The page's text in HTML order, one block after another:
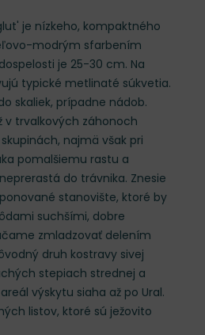
je nízkeho, kompaktného
modrým sfarbením
je 25-30 cm. Na
typické metlinaté súkvetia.
skaliek, prípadne nádob.
v trvalkových záhonoch
najmä však pri
pomalšiemu rastu a
do trávnika. Znesie
stanovište, ktoré by
suchšími, dobre
zmladzovať delením
druh kostravy sivej
stepiach strednej a
výskytu siaha až po Ural.
listov, ktoré sú ježovito